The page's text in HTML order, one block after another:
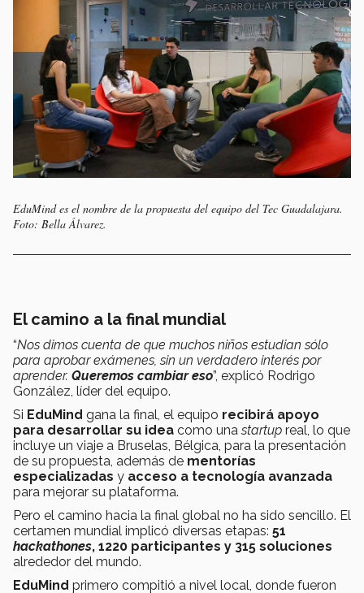
EduMind es el nombre de la propuesta del equipo del Tec Guadalajara.
Foto: Bella Álvarez.
El camino a la final mundial
“Nos dimos cuenta de que muchos niños estudian sólo
para aprobar exámenes, sin un verdadero interés por
aprender. Queremos cambiar eso”, explicó Rodrigo
González, líder del equipo.
Si EduMind gana la final, el equipo recibirá apoyo
para desarrollar su idea como unastartup real, lo que
incluye un viaje a Bruselas, Bélgica, para la presentación
de su propuesta, además de mentorías
especializadas y acceso a tecnología avanzada
para mejorar su plataforma.
Pero el camino hacia la final global no ha sido sencillo. El
certamen mundial implicó diversas etapas: 51
hackathones, 1220 participantes y 315 soluciones
alrededor del mundo.
EduMind primero compitió a nivel local, donde fueron